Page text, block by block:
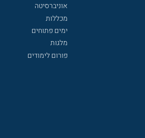
אוניברסיטה
מכללות
ימים פתוחים
מלגות
פורום לימודים